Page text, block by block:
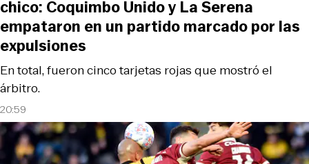
20:59
En total, fueron cinco tarjetas rojas que mostró el
árbitro.
chico: Coquimbo Unido y La Serena
empataron en un partido marcado por las
expulsiones